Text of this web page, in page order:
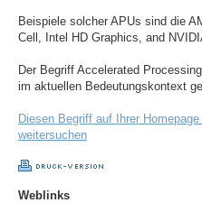
Beispiele solcher APUs sind die
Cell, Intel HD Graphics, and
Der Begriff Accelerated
im aktuellen Bedeutungskontext
Diesen Begriff auf Ihrer
weitersuchen
Weblinks